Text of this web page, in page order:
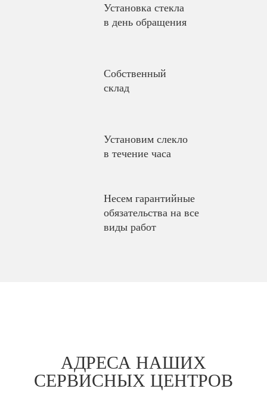
Установка стекла
в день обращения
Собственный
склад
Установим слекло
в течение часа
Несем гарантийные
обязательства на все
виды работ
АДРЕСА НАШИХ
СЕРВИСНЫХ ЦЕНТРОВ